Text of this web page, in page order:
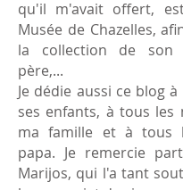
qu'il m'avait offert,
Musée de Chazelles,
la collection de son
père,...
Je dédie aussi ce blog
ses enfants, à tous les
ma famille et à tous
papa. Je remercie
Marijos, qui l'a tant